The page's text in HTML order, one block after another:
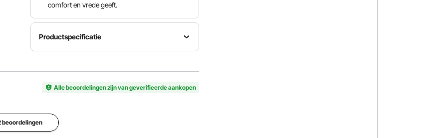
comfort en vrede geeft.
Productspecificatie
Lengte
41 inch /
1042 mm
Alle beoordelingen zijn van geverifieerde aankopen
beoordelingen